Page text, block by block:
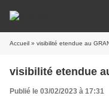
Accueil » visibilité etendue au
visibilité etendue
Publié le 03/02/2023 à 17:31